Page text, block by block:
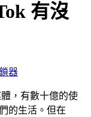
有沒
器
，有數十億的使
的生活。但在